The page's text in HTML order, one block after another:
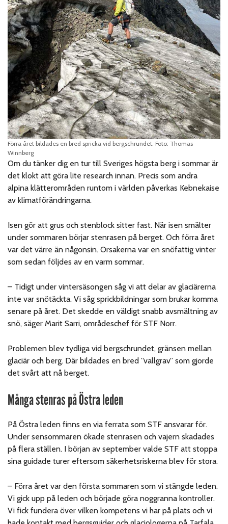
Förra året bildades en bred spricka vid bergschrundet. Foto: Thomas
Winnberg
Om du tänker dig en tur till Sveriges högsta berg i sommar är
det klokt att göra lite research innan. Precis som andra
alpina klätterområden runtom i världen påverkas Kebnekaise
av klimatförändringarna.
Isen gör att grus och stenblock sitter fast. När isen smälter
under sommaren börjar stenrasen på berget. Och förra året
var det värre än någonsin. Orsakerna var en snöfattig vinter
som sedan följdes av en varm sommar.
– Tidigt under vintersäsongen såg vi att delar av glaciärerna
inte var snötäckta. Vi såg sprickbildningar som brukar komma
senare på året. Det skedde en väldigt snabb avsmältning av
snö, säger Marit Sarri, områdeschef för STF Norr.
Problemen blev tydliga vid bergschrundet, gränsen mellan
glaciär och berg. Där bildades en bred ”vallgrav” som gjorde
det svårt att nå berget.
Många stenras på Östra leden
På Östra leden finns en via ferrata som STF ansvarar för.
Under sensommaren ökade stenrasen och vajern skadades
på flera ställen. I början av september valde STF att stoppa
sina guidade turer eftersom säkerhetsriskerna blev för stora.
– Förra året var den första sommaren som vi stängde leden.
Vi gick upp på leden och började göra noggranna kontroller.
Vi fick fundera över vilken kompetens vi har på plats och vi